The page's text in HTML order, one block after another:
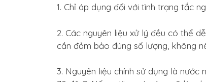
1. Chỉ áp dụng đối với tình trạng tắc
2. Các nguyên liệu xử lý đều có thể
cần đảm bảo đúng số lượng, không
3. Nguyên liệu chính sử dụng là